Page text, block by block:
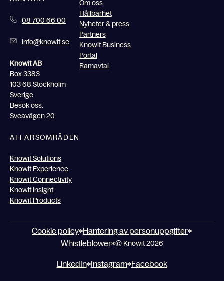
08 700 66 00
info@knowit.se
Knowit AB
Box 3383
103 68 Stockholm
Sverige
Besök oss:
Sveavägen 20
Om oss
Hållbarhet
Nyheter & press
Partners
Knowit Business
Portal
Ramavtal
AFFÄRSOMRÅDEN
Knowit Solutions
Knowit Experience
Knowit Connectivity
Knowit Insight
Knowit Products
Cookie policy Hantering av personuppgifter
Whistleblower © Knowit 2026
LinkedIn Instagram Facebook